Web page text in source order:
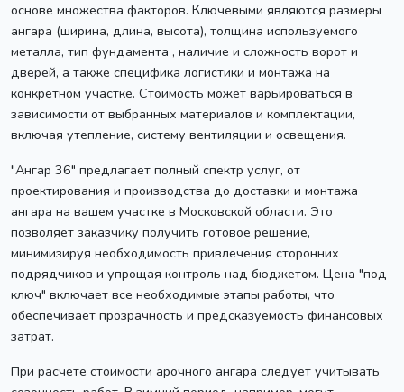
основе множества факторов. Ключевыми являются размеры
ангара (ширина, длина, высота), толщина используемого
металла, тип фундамента , наличие и сложность ворот и
дверей, а также специфика логистики и монтажа на
конкретном участке. Стоимость может варьироваться в
зависимости от выбранных материалов и комплектации,
включая утепление, систему вентиляции и освещения.
"Ангар 36" предлагает полный спектр услуг, от
проектирования и производства до доставки и монтажа
ангара на вашем участке в Московской области. Это
позволяет заказчику получить готовое решение,
минимизируя необходимость привлечения сторонних
подрядчиков и упрощая контроль над бюджетом. Цена "под
ключ" включает все необходимые этапы работы, что
обеспечивает прозрачность и предсказуемость финансовых
затрат.
При расчете стоимости арочного ангара следует учитывать